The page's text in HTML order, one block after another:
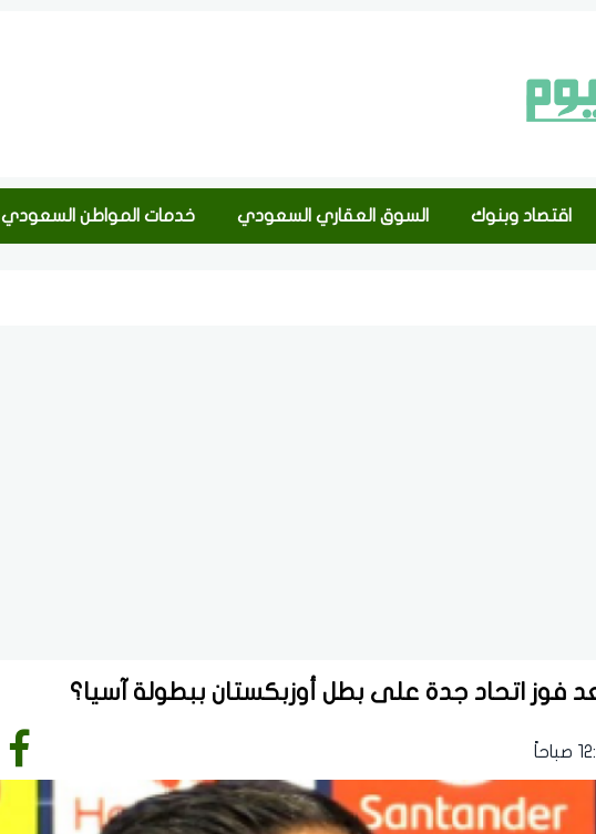
اقتصاد وبنوك السوق العقاري السعودي خدمات المواطن السعودي
فوز اتحاد جدة على بطل أوزبكستان ببطولة آسيا؟